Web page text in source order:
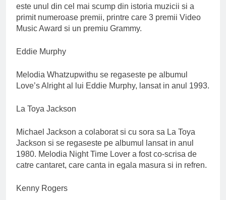
este unul din cel mai scump din istoria muzicii si a
primit numeroase premii, printre care 3 premii Video
Music Award si un premiu Grammy.
Eddie Murphy
Melodia Whatzupwithu se regaseste pe albumul
Love’s Alright al lui Eddie Murphy, lansat in anul 1993.
La Toya Jackson
Michael Jackson a colaborat si cu sora sa La Toya
Jackson si se regaseste pe albumul lansat in anul
1980. Melodia Night Time Lover a fost co-scrisa de
catre cantaret, care canta in egala masura si in refren.
Kenny Rogers